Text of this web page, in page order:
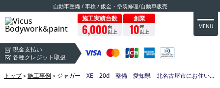
自動車整備 / 車検 / 鈑金・塗装修理/自動車販売
施工実績台数
6,000台
以上
創業
10年
以上
MENU
現金支払い
各種クレジット取扱
トップ＞施工事例 ＞ ジャガー XE 20d 整備 愛知県 北名古屋市にお住いのお客様よりご依頼いただきました！